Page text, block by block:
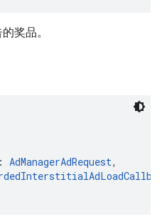
奖品。
AdManagerAdRequest,